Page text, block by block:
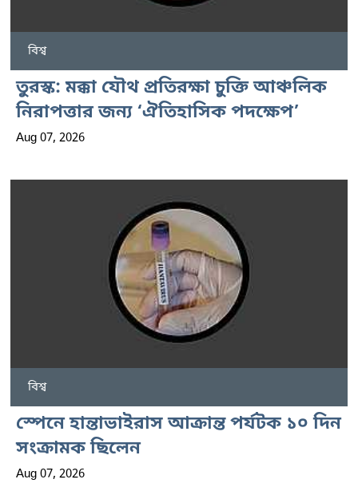
বিশ্ব
তুরস্ক: মক্কা যৌথ প্রতিরক্ষা চুক্তি আঞ্চলিক
নিরাপত্তার জন্য ‘ঐতিহাসিক পদক্ষেপ’
Aug 07, 2026
বিশ্ব
স্পেনে হান্তাভাইরাস আক্রান্ত পর্যটক ১০ দিন
সংক্রামক ছিলেন
Aug 07, 2026